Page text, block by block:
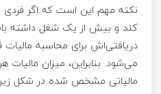
نکته مهم این است که اگر
کند و بیش از یک شغل داشته
دریافتی‌اش برای محاسبه مالیات
می‌شود. بنابراین، میزان
مالیاتی مشخص شده در شکل